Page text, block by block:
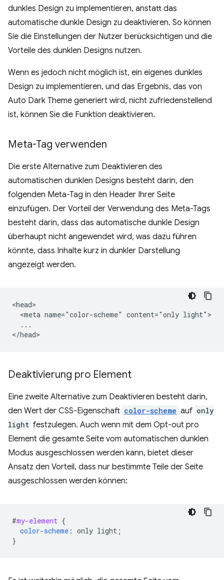
dunkles Design zu implementieren, anstatt das
automatische dunkle Design zu deaktivieren. So können
Sie die Einstellungen der Nutzer berücksichtigen und die
Vorteile des dunklen Designs nutzen.
Wenn es jedoch nicht möglich ist, ein eigenes dunkles
Design zu implementieren, und das Ergebnis, das von
Auto Dark Theme generiert wird, nicht zufriedenstellend
ist, können Sie die Funktion deaktivieren.
Meta-Tag verwenden
Die erste Alternative zum Deaktivieren des
automatischen dunklen Designs besteht darin, den
folgenden Meta-Tag in den Header Ihrer Seite
einzufügen. Der Vorteil der Verwendung des Meta-Tags
besteht darin, dass das automatische dunkle Design
überhaupt nicht angewendet wird, was dazu führen
könnte, dass Inhalte kurz in dunkler Darstellung
angezeigt werden.
<head>
  <meta name="color-scheme" content="only light">
  ...
Deaktivierung pro Element
Eine zweite Alternative zum Deaktivieren besteht darin,
den Wert der CSS-Eigenschaft color-scheme auf only
light festzulegen. Auch wenn mit dem Opt-out pro
Element die gesamte Seite vom automatischen dunklen
Modus ausgeschlossen werden kann, bietet dieser
Ansatz den Vorteil, dass nur bestimmte Teile der Seite
ausgeschlossen werden können:
#my-element {
color-scheme : only light ;
}